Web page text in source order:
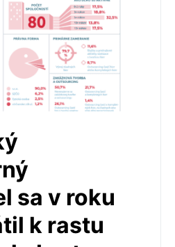
sa v roku
k rastu